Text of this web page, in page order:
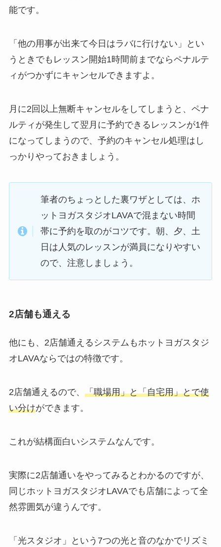
能です。
「他の用事が出来て今日はラバに行けない」
とい
うときでもレッスン開始1時間前までならペナルテ
ィがつかずにキャンセルできますよ。
月に2回以上無断キャンセルをしてしまうと、ペナ
ルティが発生して翌月に予約できるレッスンが1件
になってしまうので、予約のキャンセル処理はし
っかりやっておきましょう。
筆者のちょっとした裏ワザとしては、ホ
ットヨガスタジオLAVAで混まない時間
帯に予約を取のがコツです。朝、夕、土
日は人気のレッスンが満員になりやすい
ので、注意しましょう。
2店舗も通える
他にも、2店舗通えるシステムもホットヨガスタジ
オLAVAならではの特徴です。
2店舗通えるので、 「職場用」と「自宅用」とで使
い分けができます。
これが結構面白いシステムなんです。
実際に2店舗通いをやってみるとわかるのですが、
同じホットヨガスタジオLAVAでも店舗によって全
然雰囲気が違うんです。
「光スタジオ」
という7つの光と音のなかでリズミ